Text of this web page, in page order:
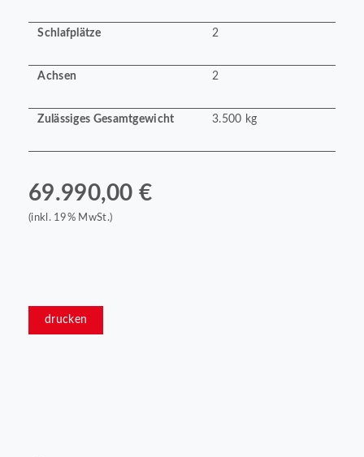
Schlafplätze 2
Achsen 2
Zulässiges Gesamtgewicht 3.500 kg
69.990,00 €
(inkl. 19% MwSt.)
drucken